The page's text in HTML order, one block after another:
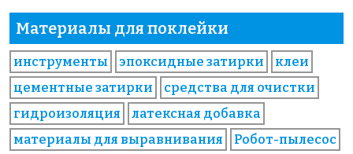
Материалы для поклейки
инструменты эпоксидные затирки
клеи
цементные затирки
средства для очистки
гидроизоляция
латексная добавка
материалы для выравнивания
Робот-пылесос